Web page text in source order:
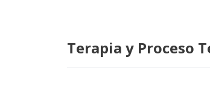
Terapia y Proceso